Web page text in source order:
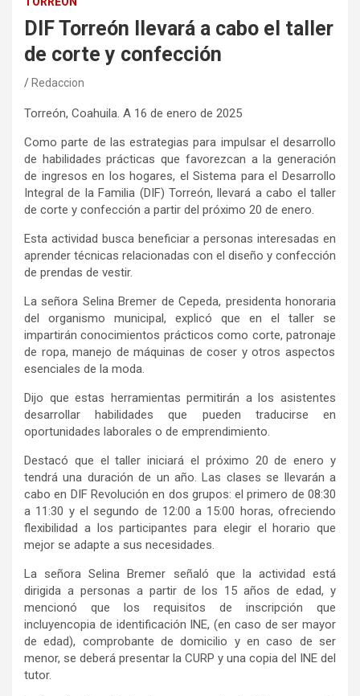
DIF Torreón llevará a cabo el taller
de corte y confección
Redaccion
Torreón, Coahuila. A 16 de enero de 2025
Como parte de las estrategias para impulsar el desarrollo
de habilidades prácticasque favorezcan ala generación
de ingresos en los hogares, el Sistema para el Desarrollo
Integral de la Familia (DIF) Torreón, llevará a cabo el taller
de corte y confección a partir del próximo 20 de enero.
Esta actividad busca beneficiar a personasinteresadas en
aprender técnicas relacionadas con el diseño y confección
de prendas de vestir.
La señora Selina Bremer de Cepeda, presidenta honoraria
del organismo municipal, explicó que en el taller se
impartirán conocimientos prácticos como corte, patronaje
de ropa, manejo de máquinas de coser y otros aspectos
esenciales de la moda.
Dijo que estas herramientas permitirán a los asistentes
desarrollar habilidades que pueden traducirse en
oportunidades laborales o de emprendimiento.
Destacó que e l taller iniciará el próximo 20 de enero y
tendrá una duración de un año. Las clases se llevarán a
cabo en DIF Revoluciónen dos grupos: el primero de08:30
a 11:30 y el segundo de 12:00 a 15:00 horas, ofreciendo
flexibilidad a los participantes para elegir el horario que
mejor se adapte a sus necesidades.
La señora Selina Bremer señaló que la actividad está
dirigida a personas a partir de los 15 años de edad,y
mencionó que
os requisitos de inscripción que
incluyencopia de identificación INE, (en caso de ser mayor
de edad), comprobante de domicilio y encaso de ser
menor, se deberá presentar la CURP y una copia del INE del
tutor.